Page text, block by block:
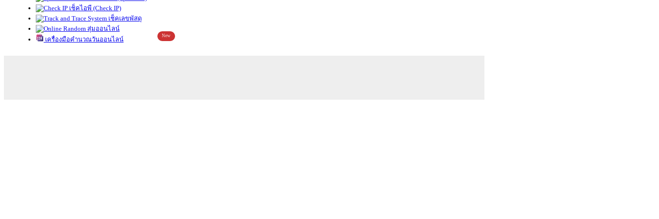
เช็คไอพี (Check IP)
เช็คเลขพัสดุ
สุ่มออนไลน์
เครื่องมือคำนวณวันออนไลน์
New